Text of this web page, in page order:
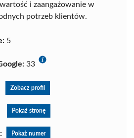
i zaangażowanie w
potrzeb klientów.
5
33
Zobacz profil
Pokaż stronę
Pokaż numer